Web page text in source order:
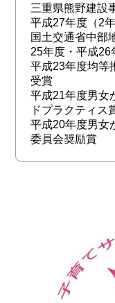
三重県熊野建設
平成27年度（2年
国土交通省中部
25年度・平成26
平成23年度均等
受賞
平成21年度男女
ドプラクティス
平成20年度男女
委員会奨励賞